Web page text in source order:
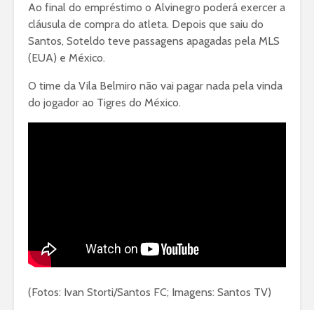
Ao final do empréstimo o Alvinegro poderá exercer a
cláusula de compra do atleta. Depois que saiu do
Santos, Soteldo teve passagens apagadas pela MLS
(EUA) e México.
O time da Vila Belmiro não vai pagar nada pela vinda
do jogador ao Tigres do México.
(Fotos: Ivan Storti/Santos FC; Imagens: Santos TV)